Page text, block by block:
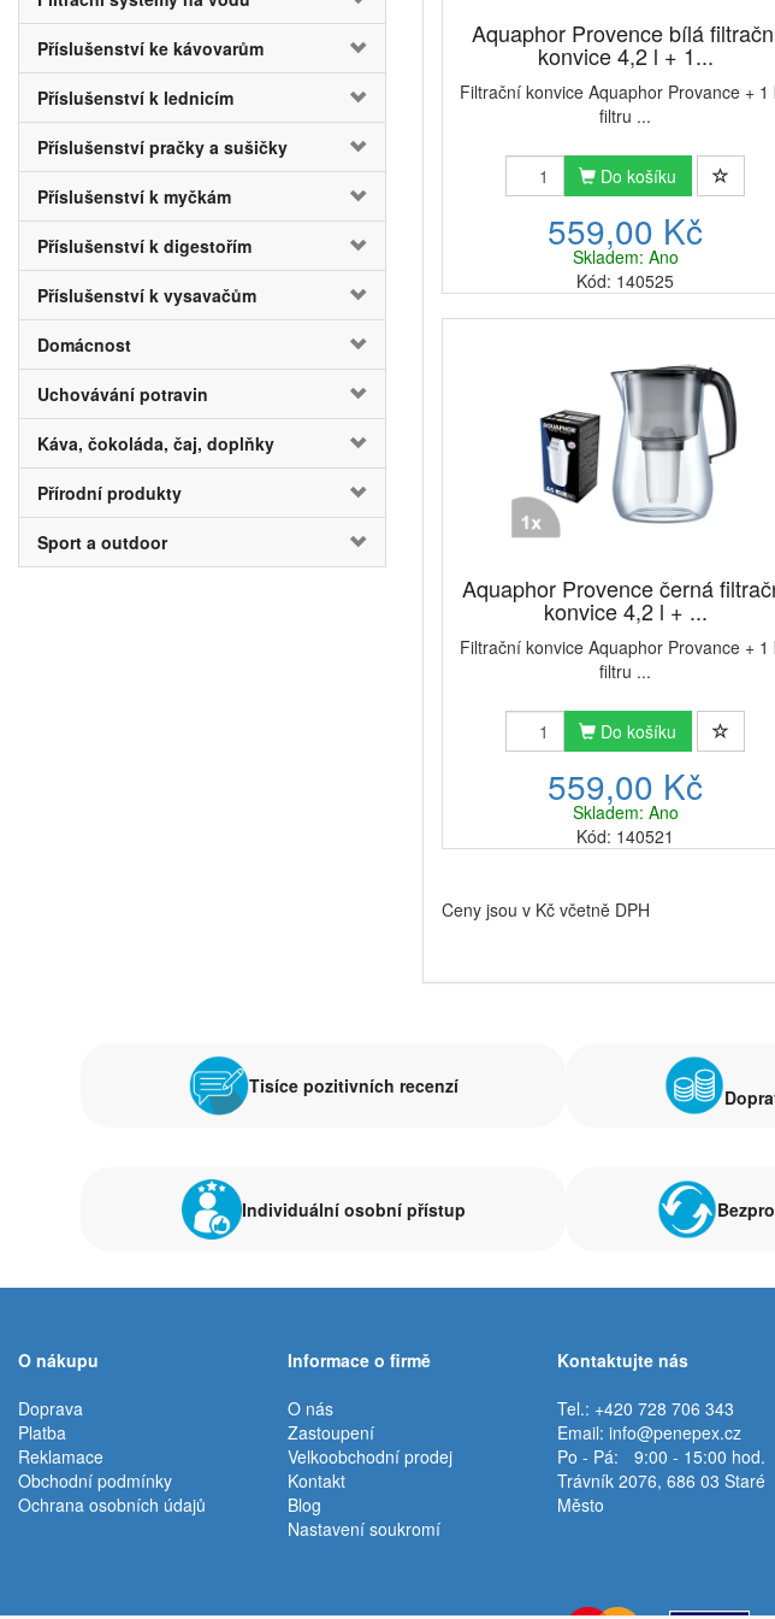
Příslušenství ke kávovarům
Příslušenství k lednicím
Příslušenství pračky a sušičky
Příslušenství k myčkám
Příslušenství k digestořím
Příslušenství k vysavačům
Domácnost
Uchovávání potravin
Káva, čokoláda, čaj, doplňky
Přírodní produkty
Sport a outdoor
Aquaphor Provence bílá
konvice 4,2 l + 1...
Filtrační konvice Aquaphor Provance + 1
filtru ...
Do košíku
559,00 Kč
Skladem: Ano
Kód: 140525
Aquaphor Provence černá
konvice 4,2 l + ...
Filtrační konvice Aquaphor Provance + 1
filtru ...
Do košíku
559,00 Kč
Skladem: Ano
Kód: 140521
Ceny jsou v Kč včetně DPH
Tisíce pozitivních recenzí
Individuální osobní přístup
O nákupu
Doprava
Platba
Reklamace
Obchodní podmínky
Ochrana osobních údajů
Informace o firmě
O nás
Zastoupení
Velkoobchodní prodej
Kontakt
Blog
Nastavení soukromí
Kontaktujte nás
Tel.: +420 728 706 343
Email: info@penepex.cz
Po - Pá:
9:00 - 15:00 hod.
Trávník 2076, 686 03 Staré
Město